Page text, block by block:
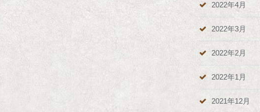
2022年4月
2022年3月
2022年2月
2022年1月
2021年12月